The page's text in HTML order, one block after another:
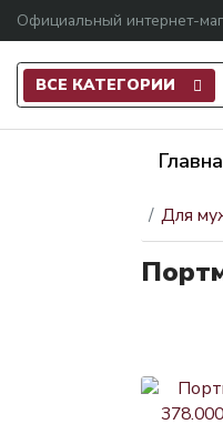
Официальный интернет-
ВСЕ КАТЕГОРИИ
Для